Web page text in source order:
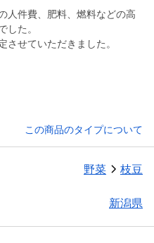
人件費、肥料、燃料などの高
した。
させていただきました。
この商品のタイプについて
野菜 枝豆
新潟県